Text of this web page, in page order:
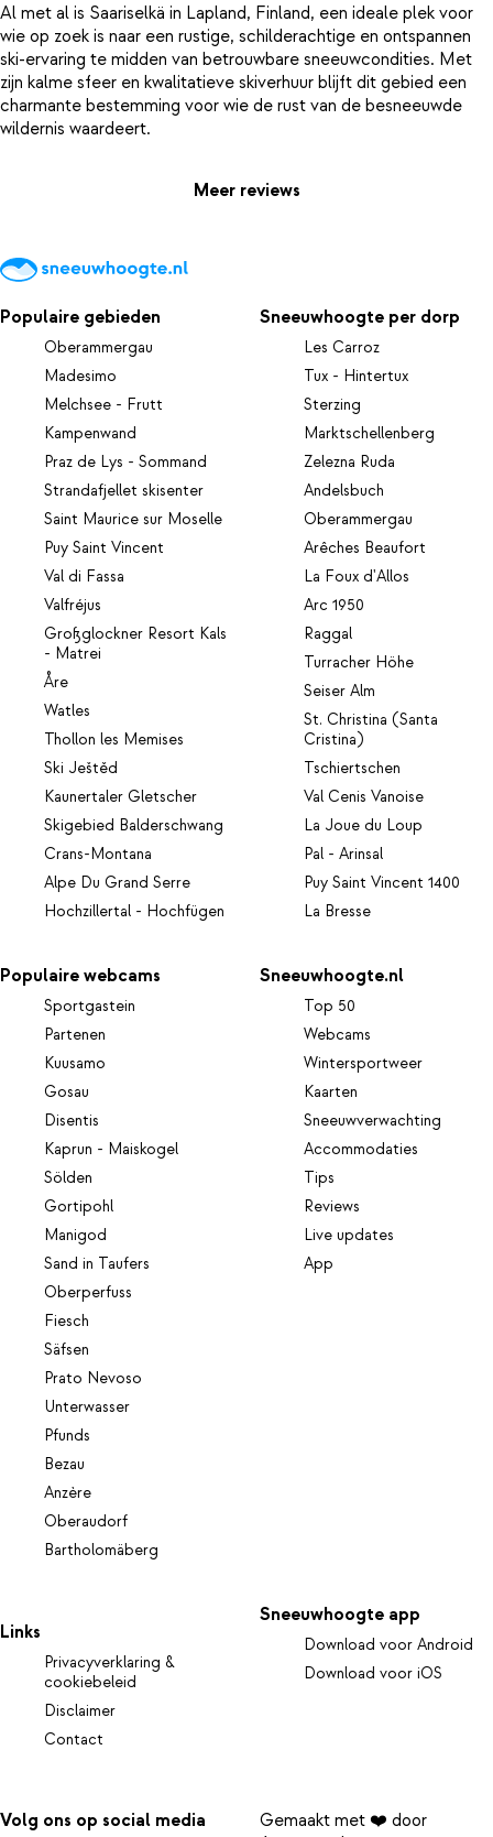
Al met al is Saariselkä in Lapland, Finland, een ideale plek voor
wie op zoek is naar een rustige, schilderachtige en ontspannen
ski-ervaring te midden van betrouwbare sneeuwcondities. Met
zijn kalme sfeer en kwalitatieve skiverhuur blijft dit gebied een
charmante bestemming voor wie de rust van de besneeuwde
Meer reviews
Populaire gebieden
Oberammergau
Madesimo
Melchsee - Frutt
Kampenwand
Praz de Lys - Sommand
Strandafjellet skisenter
Saint Maurice sur Moselle
Puy Saint Vincent
Val di Fassa
Valfréjus
Großglockner Resort Kals
- Matrei
Åre
Watles
Thollon les Memises
Ski Ještěd
Kaunertaler Gletscher
Skigebied Balderschwang
Crans-Montana
Alpe Du Grand Serre
Hochzillertal - Hochfügen
Sneeuwhoogte per dorp
Les Carroz
Tux - Hintertux
Sterzing
Marktschellenberg
Zelezna Ruda
Andelsbuch
Oberammergau
Arêches Beaufort
La Foux d'Allos
Arc 1950
Raggal
Turracher Höhe
Seiser Alm
St. Christina (Santa
Cristina)
Tschiertschen
Val Cenis Vanoise
La Joue du Loup
Pal - Arinsal
Puy Saint Vincent 1400
La Bresse
Populaire webcams
Sportgastein
Partenen
Kuusamo
Gosau
Disentis
Kaprun - Maiskogel
Sölden
Gortipohl
Manigod
Sand in Taufers
Oberperfuss
Fiesch
Säfsen
Prato Nevoso
Unterwasser
Pfunds
Bezau
Anzère
Oberaudorf
Bartholomäberg
Sneeuwhoogte.nl
Top 50
Webcams
Wintersportweer
Kaarten
Sneeuwverwachting
Accommodaties
Tips
Reviews
Live updates
App
Links
Privacyverklaring &
cookiebeleid
Disclaimer
Contact
Sneeuwhoogte app
Download voor Android
Download voor iOS
Volg ons op social media
Gemaakt met ❤️ door